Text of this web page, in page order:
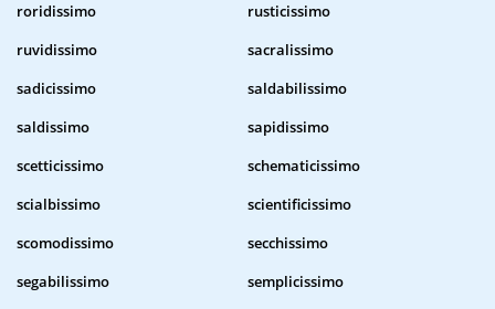
roridissimo
rusticissimo
ruvidissimo
sacralissimo
sadicissimo
saldabilissimo
saldissimo
sapidissimo
scetticissimo
schematicissimo
scialbissimo
scientificissimo
scomodissimo
secchissimo
segabilissimo
semplicissimo